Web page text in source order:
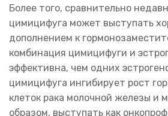
Более того, сравнительно
цимицифуга может выступать
дополнением к
комбинация цимицифуги и
эффективна, чем одних
цимицифуга ингибирует рост
клеток рака молочной железы и
образом, выступать как